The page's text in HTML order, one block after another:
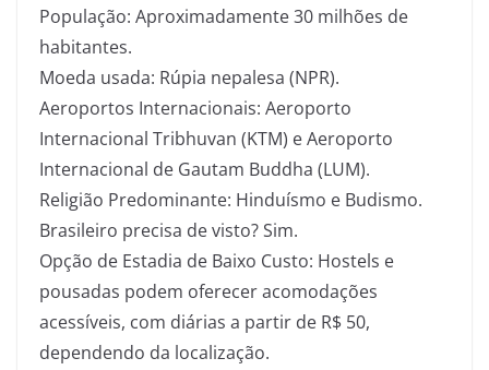
População: Aproximadamente 30 milhões de
habitantes.
Moeda usada: Rúpia nepalesa (NPR).
Aeroportos Internacionais: Aeroporto
Internacional Tribhuvan (KTM) e Aeroporto
Internacional de Gautam Buddha (LUM).
Religião Predominante: Hinduísmo e Budismo.
Brasileiro precisa de visto? Sim.
Opção de Estadia de Baixo Custo: Hostels e
pousadas podem oferecer acomodações
acessíveis, com diárias a partir de R$ 50,
dependendo da localização.